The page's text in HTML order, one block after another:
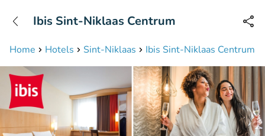
Erreichbar bis 23:00 Uhr (max 0,09€/Min)
Home Hotels Sint-Niklaas Ibis Sint-Niklaas Centrum
Ibis Sint-Niklaas Centrum